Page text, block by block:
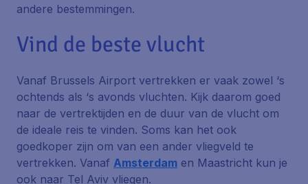
andere bestemmingen.
Vind de beste vlucht
Vanaf Brussels Airport vertrekken er vaak zowel ‘s
ochtends als ‘s avonds vluchten. Kijk daarom goed
naar de vertrektijden en de duur van de vlucht om
de ideale reis te vinden. Soms kan het ook
goedkoper zijn om van een ander vliegveld te
vertrekken. Vanaf Amsterdam en Maastricht kun je
ook naar Tel Aviv vliegen.